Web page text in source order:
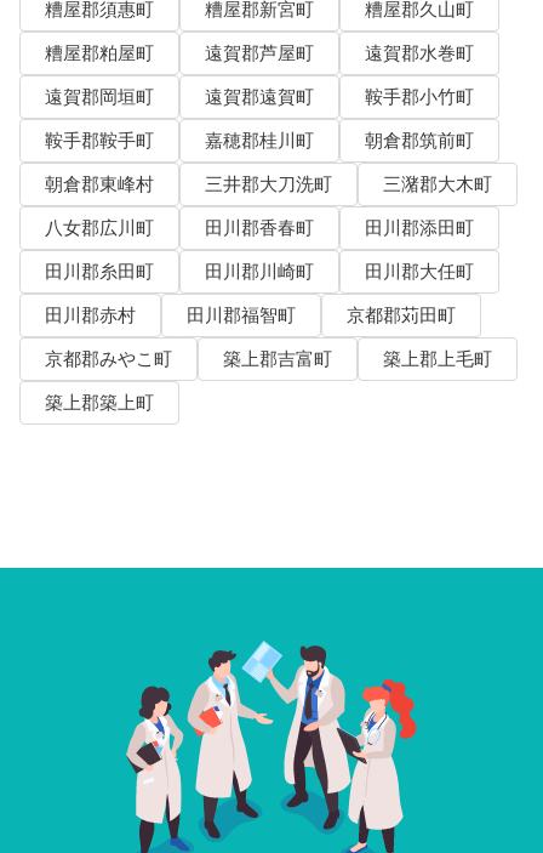
糟屋郡須惠町
糟屋郡新宮町
糟屋郡久山町
糟屋郡粕屋町
遠賀郡芦屋町
遠賀郡水巻町
遠賀郡岡垣町
遠賀郡遠賀町
鞍手郡小竹町
鞍手郡鞍手町
嘉穂郡桂川町
朝倉郡筑前町
朝倉郡東峰村
三井郡大刀洗町
三潴郡大木町
八女郡広川町
田川郡香春町
田川郡添田町
田川郡糸田町
田川郡川崎町
田川郡大任町
田川郡赤村
田川郡福智町
京都郡苅田町
京都郡みやこ町
築上郡吉富町
築上郡上毛町
築上郡築上町